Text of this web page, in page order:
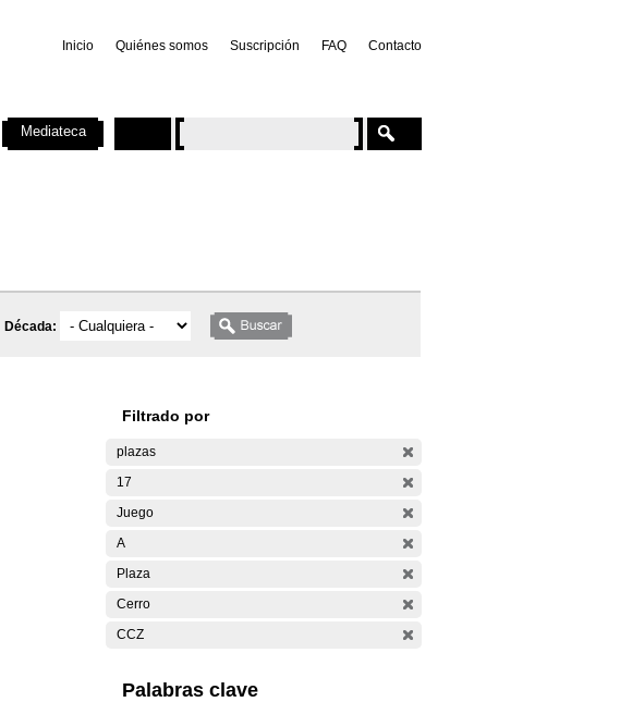
Inicio Quiénes somos Suscripción FAQ Contacto
Década:
Filtrado por
plazas
17
Juego
A
Plaza
Cerro
CCZ
Palabras clave
Mediateca